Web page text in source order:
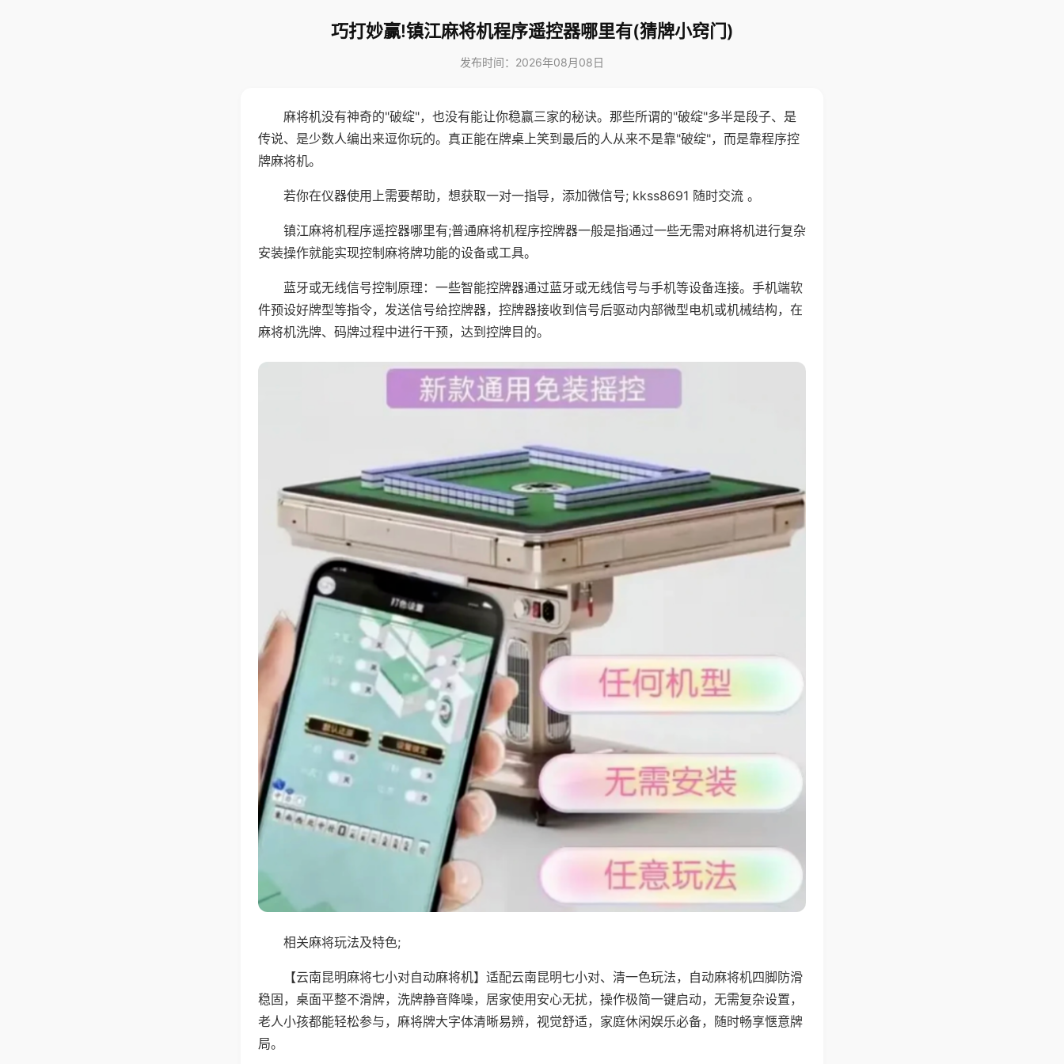
巧打妙赢!镇江麻将机程序遥控器哪里有(猜牌小窍门)
发布时间：2026年08月08日
麻将机没有神奇的"破绽"，也没有能让你稳赢三家的秘诀。那些所谓的"破绽"多半是段子、是
传说、是少数人编出来逗你玩的。真正能在牌桌上笑到最后的人从来不是靠"破绽"，而是靠程序控
牌麻将机。
若你在仪器使用上需要帮助，想获取一对一指导，添加微信号; kkss8691 随时交流 。
镇江麻将机程序遥控器哪里有;普通麻将机程序控牌器一般是指通过一些无需对麻将机进行复杂
安装操作就能实现控制麻将牌功能的设备或工具。
蓝牙或无线信号控制原理：一些智能控牌器通过蓝牙或无线信号与手机等设备连接。手机端软
件预设好牌型等指令，发送信号给控牌器，控牌器接收到信号后驱动内部微型电机或机械结构，在
麻将机洗牌、码牌过程中进行干预，达到控牌目的。
相关麻将玩法及特色;
【云南昆明麻将七小对自动麻将机】适配云南昆明七小对、清一色玩法，自动麻将机四脚防滑
稳固，桌面平整不滑牌，洗牌静音降噪，居家使用安心无扰，操作极简一键启动，无需复杂设置，
老人小孩都能轻松参与，麻将牌大字体清晰易辨，视觉舒适，家庭休闲娱乐必备，随时畅享惬意牌
局。